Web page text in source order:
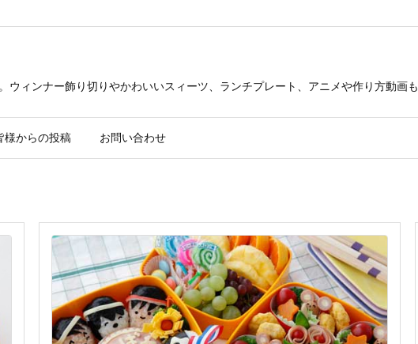
ィンナー飾り切りやかわいいスィーツ、ランチプレート、アニメや作り方動画も
様からの投稿 お問い合わせ